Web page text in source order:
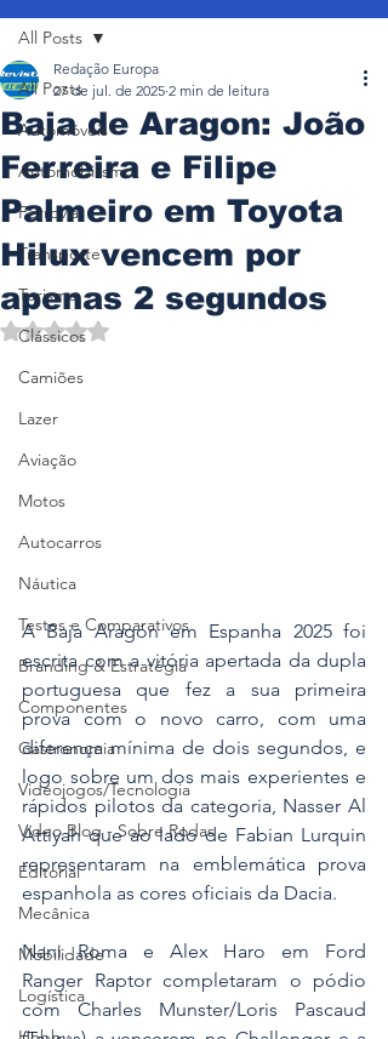
All Posts
Automóveis
Automobilismo
Ferrovia
Transporte
Turismo
Clássicos
Camiões
Lazer
Aviação
Motos
Autocarros
Náutica
Testes e Comparativos
Branding & Estratégia
Componentes
Gastronomia
Videojogos/Tecnologia
Vídeo Blog - Sobre Rodas
Editorial
Mecânica
Mobilidade
Logística
All Posts
Baja de Aragon: João
Ferreira e Filipe
Palmeiro em Toyota
Hilux vencem por
apenas 2 segundos
Redação Europa
27 de jul. de 2025 2 min de leitura
Avaliado com NaN de 5 estrelas.
A Baja Aragón em Espanha 2025 foi
escrita com a vitória apertada da dupla
portuguesa que fez a sua primeira
prova com o novo carro, com uma
diferença mínima de dois segundos, e
logo sobre um dos mais experientes e
rápidos pilotos da categoria, Nasser Al
Attiyah que ao lado de Fabian Lurquin
representaram na emblemática prova
espanhola as cores oficiais da Dacia.
Nani Roma e Alex Haro em Ford
Ranger Raptor completaram o pódio
com Charles Munster/Loris Pascaud